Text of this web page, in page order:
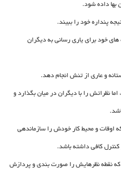
بها داده شود.
پنداره خود را ببیند.
های خود برای یاری رسانی به دیگران
و عاری از تنش انجام دهد.
نظراتش را با دیگران در میان بگذارد و
اوقات و محیط کار خودش را سازماندهی
کنترل کافی داشته باشد.
نقطه نظرهایش را صورت بندی و پردازش